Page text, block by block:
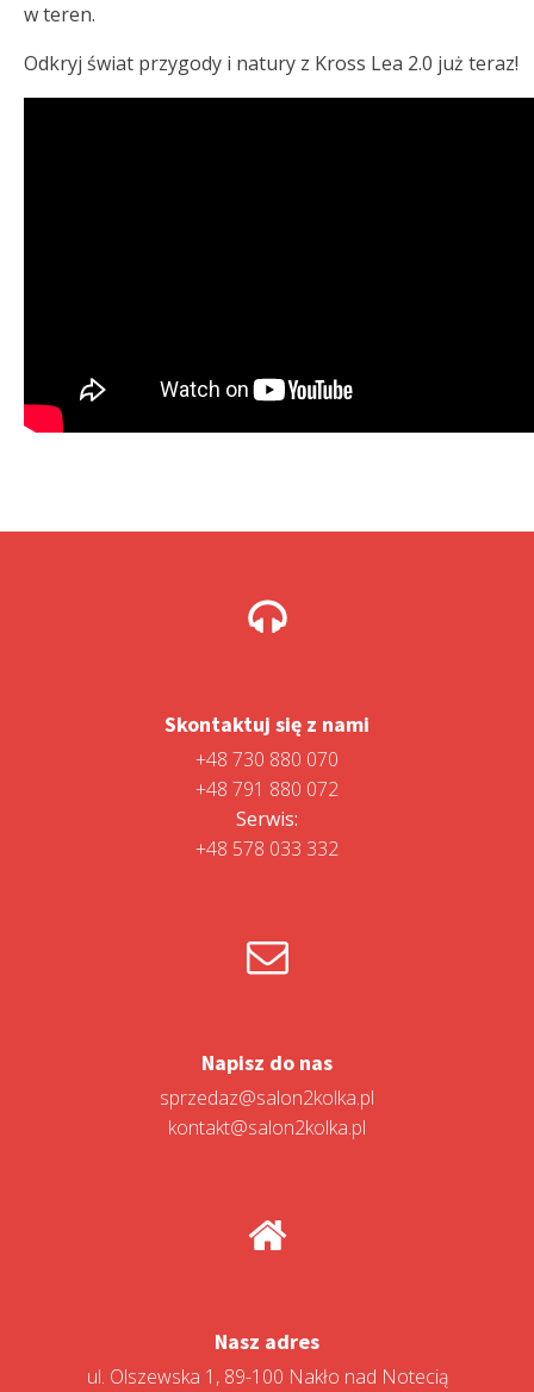
w teren.
Odkryj świat przygody i natury z Kross Lea 2.0 już teraz!
Skontaktuj się z nami
+48 730 880 070
+48 791 880 072
Serwis:
+48 578 033 332
Napisz do nas
sprzedaz@salon2kolka.pl
kontakt@salon2kolka.pl
Nasz adres
ul. Olszewska 1, 89-100 Nakło nad Notecią